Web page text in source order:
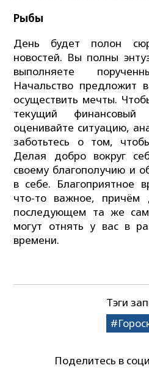
Рыбы
День будет полон
новостей. Вы полны
выполняете
Начальство предложит
осуществить мечты.
текущий финансовый
оценивайте ситуацию,
заботьтесь о том,
Делая добро вокруг
своему благополучию и
в себе. Благоприятное
что-то важное, причём
последующем та же
могут отнять у вас в
времени.
Тэги
Поделитесь в